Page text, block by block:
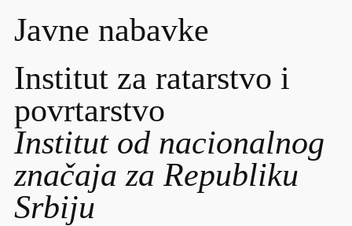
Javne nabavke
Institut za ratarstvo i
povrtarstvo
Institut od nacionalnog
značaja za Republiku
Srbiju